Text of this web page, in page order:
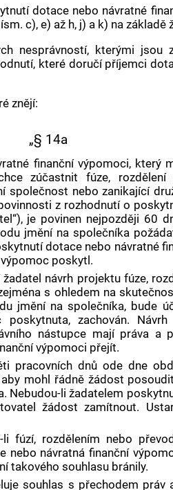
dotace nebo návratné
c), e) až h, j) a k) na základě
nesprávností, kterými jsou
které doručí příjemci
znějí:
„§ 14a
finanční výpomoci, který
zúčastnit fúze,
společnost nebo zanikající
z rozhodnutí o
je povinen nejpozději 60
jmění na společníka
dotace nebo návratné
poskytl.
návrh projektu fúze,
s ohledem na
jmění na společníka, bude
poskytnuta, zachován.
nástupce mají práva a
výpomoci přejít.
pracovních dnů ode dne
mohl řádně žádost
Nebudou-li žadatelem
žádost zamítnout.
li fúzí, rozdělením nebo
nebo návratná finanční
takového souhlasu bránily.
souhlas s přechodem